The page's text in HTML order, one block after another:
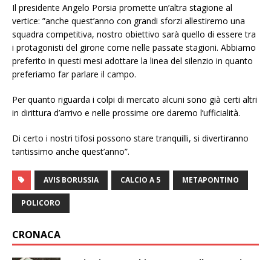
Il presidente Angelo Porsia promette un’altra stagione al
vertice: ”anche quest’anno con grandi sforzi allestiremo una
squadra competitiva, nostro obiettivo sarà quello di essere tra
i protagonisti del girone come nelle passate stagioni. Abbiamo
preferito in questi mesi adottare la linea del silenzio in quanto
preferiamo far parlare il campo.
Per quanto riguarda i colpi di mercato alcuni sono già certi altri
in dirittura d’arrivo e nelle prossime ore daremo l’ufficialità.
Di certo i nostri tifosi possono stare tranquilli, si divertiranno
tantissimo anche quest’anno”.
AVIS BORUSSIA CALCIO A 5 METAPONTINO
POLICORO
CRONACA